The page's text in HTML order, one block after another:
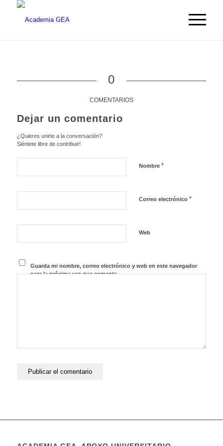
0
COMENTARIOS
Dejar un comentario
¿Quieres unirte a la conversación?
Siéntete libre de contribuir!
Nombre *
Correo electrónico *
Web
Guarda mi nombre, correo electrónico y web en este navegador
para la próxima vez que comente.